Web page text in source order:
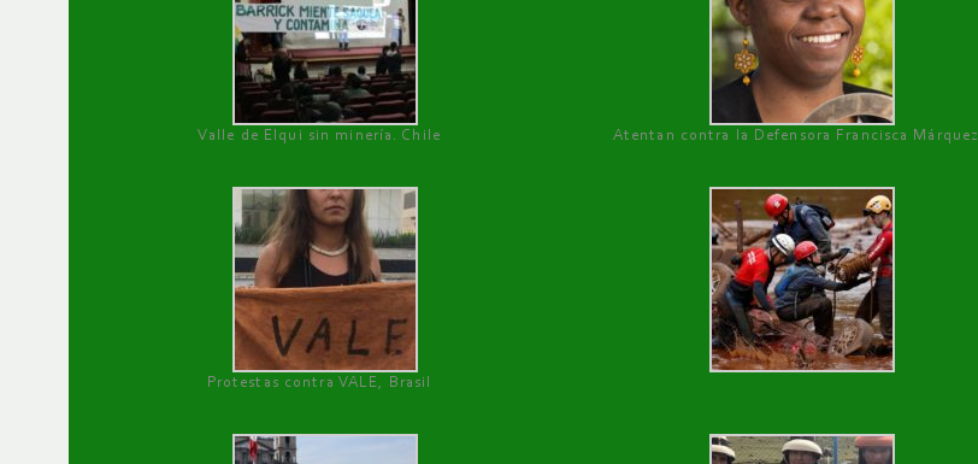
Valle de Elqui sin minería. Chile Atentan contra la Defensora Francisca Márquez
Protestas contra VALE, Brasil